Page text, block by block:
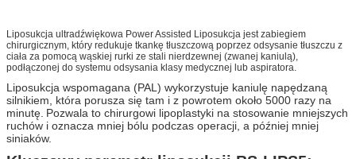
Liposukcja ultradźwiękowa Power Assisted Liposukcja jest zabiegiem
chirurgicznym, który redukuje tkankę tłuszczową poprzez odsysanie tłuszczu z
ciała za pomocą wąskiej rurki ze stali nierdzewnej (zwanej kaniulą),
podłączonej do systemu odsysania klasy medycznej lub aspiratora.
Liposukcja wspomagana (PAL) wykorzystuje kaniulę napędzaną
silnikiem, która porusza się tam i z powrotem około 5000 razy na
minutę. Pozwala to chirurgowi lipoplastyki na stosowanie mniejszych
ruchów i oznacza mniej bólu podczas operacji, a później mniej
siniaków.